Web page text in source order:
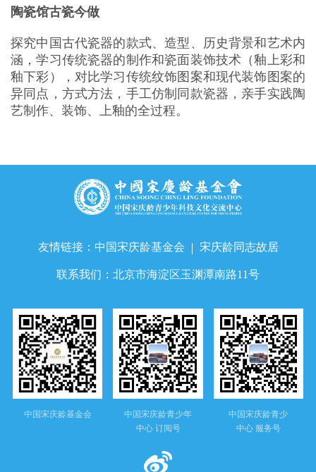
陶瓷馆古瓷今做
探究中国古代瓷器的款式、造型、历史背景和艺术内
涵，学习传统瓷器的制作和瓷面装饰技术（釉上彩和
釉下彩），对比学习传统纹饰图案和现代装饰图案的
异同点，方式方法，手工仿制同款瓷器，亲手实践陶
艺制作、装饰、上釉的全过程。
友情链接： 中国宋庆龄基金会 宋庆龄同志故居
联系我们： 北京市海淀区玉渊潭南路11号
中国宋庆龄基金会
中国宋庆龄青少年
中心 订阅号
中国宋庆龄青少
中心 服务号